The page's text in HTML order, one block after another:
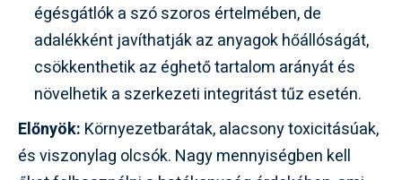
égésgátlók a szó szoros értelmében, de
adalékként javíthatják az anyagok hőállóságát,
csökkenthetik az éghető tartalom arányát és
növelhetik a szerkezeti integritást tűz esetén.
Előnyök: Környezetbarátak, alacsony toxicitásúak,
és viszonylag olcsók. Nagy mennyiségben kell